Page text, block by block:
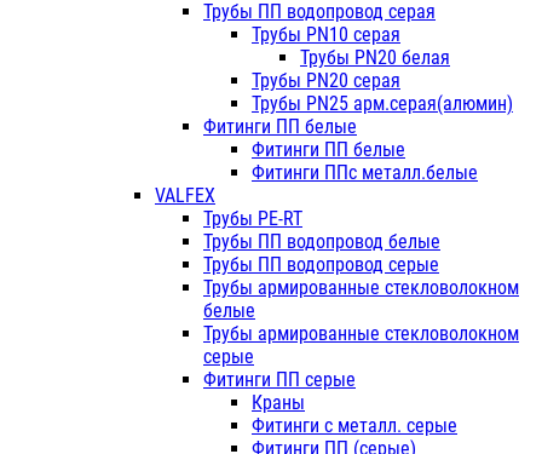
Трубы ПП водопровод серая
Трубы PN10 серая
Трубы PN20 белая
Трубы PN20 серая
Трубы PN25 арм.серая(алюмин)
Фитинги ПП белые
Фитинги ПП белые
Фитинги ППс металл.белые
VALFEX
Трубы PE-RT
Трубы ПП водопровод белые
Трубы ПП водопровод серые
Трубы армированные стекловолокном
белые
Трубы армированные стекловолокном
серые
Фитинги ПП серые
Краны
Фитинги с металл. серые
Фитинги ПП (серые)